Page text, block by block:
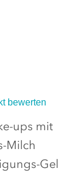
bewerten
ups mit
Milch
Gel